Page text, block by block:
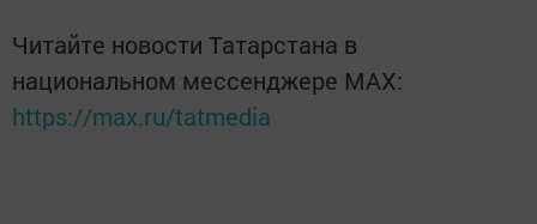
Читайте новости Татарстана в
национальном мессенджере MАХ:
https://max.ru/tatmedia